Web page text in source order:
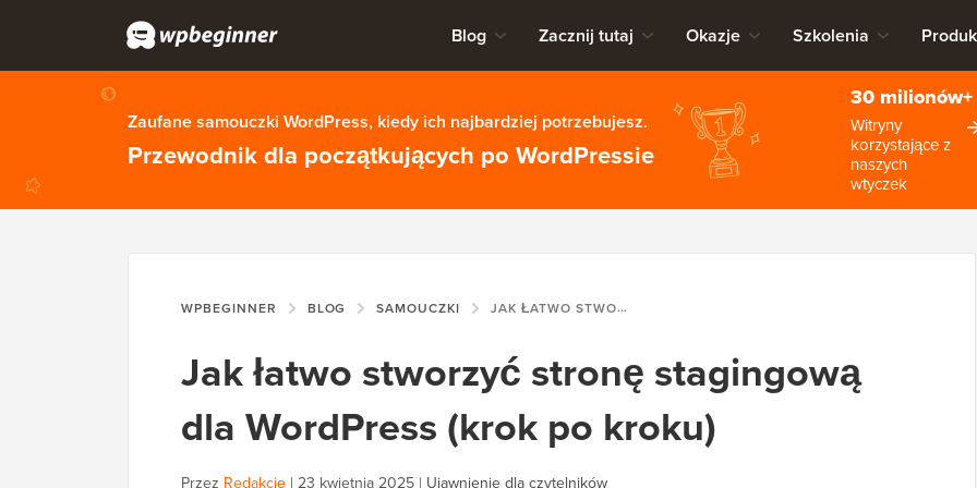
Blog Zacznij tutaj Okazje Szkolenia
Zaufane samouczki WordPress, kiedy ich najbardziej potrzebujesz.
Przewodnik dla początkujących po WordPressie
30 milionów+
Witryny
korzystające z
naszych
wtyczek
WPBEGINNER BLOG SAMOUCZKI JAK ŁATWO STWORZYĆ STRONĘ STAGINGOWĄ DLA WORDPRESS (KROK PO KROKU)
Jak łatwo stworzyć stronę stagingową
dla WordPress (krok po kroku)
Przez Redakcję | 23 kwietnia 2025 | Ujawnienie dla czytelników